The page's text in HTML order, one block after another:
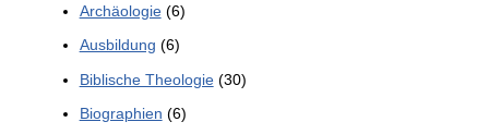
Archäologie(6)
Ausbildung (6)
Biblische Theologie(30)
Biographien (6)